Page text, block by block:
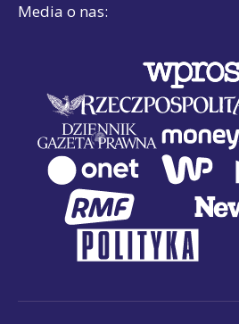
Media o nas: